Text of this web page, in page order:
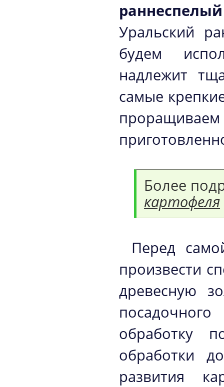
Уральский
будем
надлежит
самые
Более
картофеля
Перед
произвести
древесную
обработку
обработки
развития